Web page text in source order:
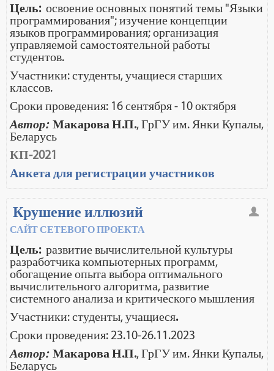
Цель:освоение основных понятий темы "Языки
программирования"; изучение концепции
языков программирования; организация
управляемой самостоятельной работы
студентов.
Участники: студенты, учащиеся старших
классов.
Сроки проведения: 16 сентября - 10 октября
Автор: Макарова Н.П.,ГрГУ им. Янки Купалы,
Беларусь
КП-2021
Анкета для регистрации участников
Крушение иллюзий
САЙТ СЕТЕВОГО ПРОЕКТА
Цель: развитие вычислительной культуры
разработчика компьютерных программ,
обогащение опыта выбора оптимального
вычислительного алгоритма, развитие
системного анализа и критического мышления
Участники: студенты, учащиеся.
Сроки проведения: 23.10-26.11.2023
Автор: Макарова Н.П., ГрГУ им. Янки Купалы,
Беларусь